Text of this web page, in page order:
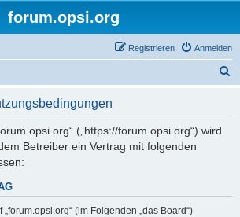
forum.opsi.org
Anmelden
Registrieren
(„https://forum.opsi.org“) wird
Betreiber ein Vertrag mit folgenden
„forum.opsi.org“ (im Folgenden „das Board“)